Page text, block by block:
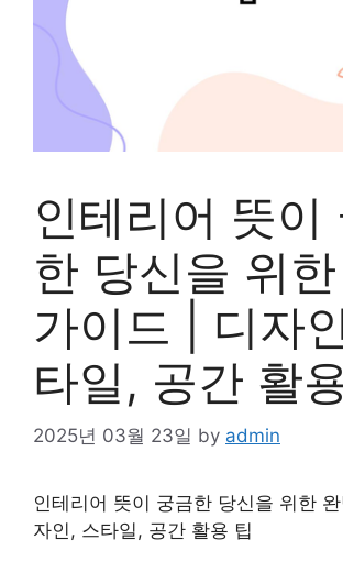
인테리어 뜻이
한 당신을 위
가이드 | 디자
타일, 공간 활
2025년 03월 23일 by admin
인테리어 뜻이 궁금한 당신을 위한
자인, 스타일, 공간 활용 팁